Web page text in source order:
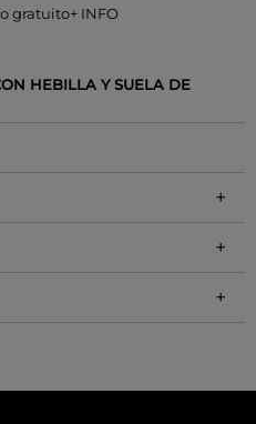
gratuito+ INFO
HEBILLA Y SUELA DE
+
+
+